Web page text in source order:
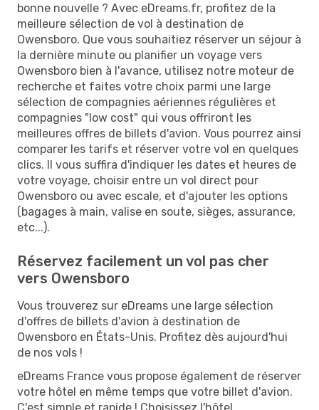
bonne nouvelle ? Avec eDreams.fr, profitez de la
meilleure sélection de vol à destination de
Owensboro. Que vous souhaitiez réserver un séjour à
la dernière minute ou planifier un voyage vers
Owensboro bien à l'avance, utilisez notre moteur de
recherche et faites votre choix parmi une large
sélection de compagnies aériennes régulières et
compagnies "low cost" qui vous offriront les
meilleures offres de billets d'avion. Vous pourrez ainsi
comparer les tarifs et réserver votre vol en quelques
clics. Il vous suffira d'indiquer les dates et heures de
votre voyage, choisir entre un vol direct pour
Owensboro ou avec escale, et d'ajouter les options
(bagages à main, valise en soute, sièges, assurance,
etc...).
Réservez facilement un vol pas cher
vers Owensboro
Vous trouverez sur eDreams une large sélection
d'offres de billets d'avion à destination de
Owensboro en États-Unis. Profitez dès aujourd'hui
de nos vols !
eDreams France vous propose également de réserver
votre hôtel en même temps que votre billet d'avion.